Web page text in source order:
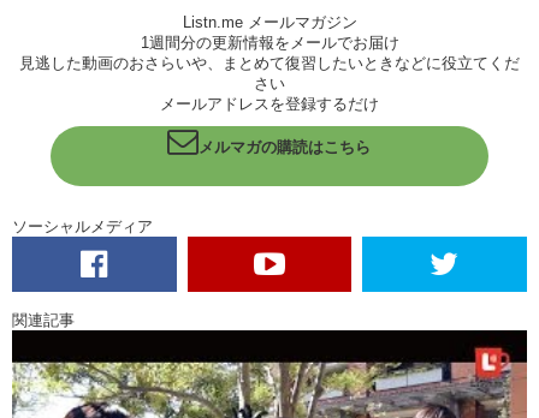
Listn.me メールマガジン
1週間分の更新情報をメールでお届け
見逃した動画のおさらいや、まとめて復習したいときなどに役立てくだ
さい
メールアドレスを登録するだけ
メルマガの購読はこちら
ソーシャルメディア
関連記事